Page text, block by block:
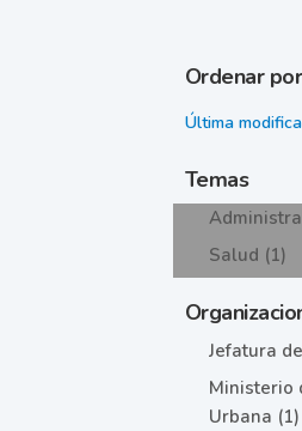
Ordenar por
Temas
Salud (1)
Jefatura
Ministerio
Urbana (1)